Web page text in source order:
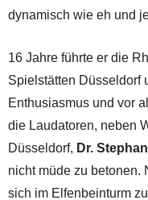
dynamisch wie eh und
16 Jahre führte er die
Spielstätten Düsseldorf
Enthusiasmus und vor
die Laudatoren, neben
Düsseldorf, Dr.
nicht müde zu betonen.
sich im Elfenbeinturm